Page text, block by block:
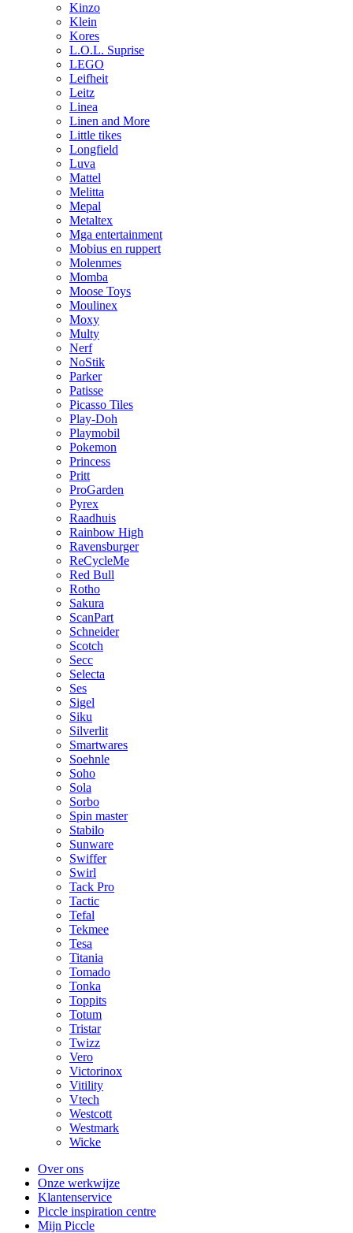
Kinzo
Klein
Kores
L.O.L. Suprise
LEGO
Leifheit
Leitz
Linea
Linen and More
Little tikes
Longfield
Luva
Mattel
Melitta
Mepal
Metaltex
Mga entertainment
Mobius en ruppert
Molenmes
Momba
Moose Toys
Moulinex
Moxy
Multy
Nerf
NoStik
Parker
Patisse
Picasso Tiles
Play-Doh
Playmobil
Pokemon
Princess
Pritt
ProGarden
Pyrex
Raadhuis
Rainbow High
Ravensburger
ReCycleMe
Red Bull
Rotho
Sakura
ScanPart
Schneider
Scotch
Secc
Selecta
Ses
Sigel
Siku
Silverlit
Smartwares
Soehnle
Soho
Sola
Sorbo
Spin master
Stabilo
Sunware
Swiffer
Swirl
Tack Pro
Tactic
Tefal
Tekmee
Tesa
Titania
Tomado
Tonka
Toppits
Totum
Tristar
Twizz
Vero
Victorinox
Vitility
Vtech
Westcott
Westmark
Wicke
Over ons
Onze werkwijze
Klantenservice
Piccle inspiration centre
Mijn Piccle